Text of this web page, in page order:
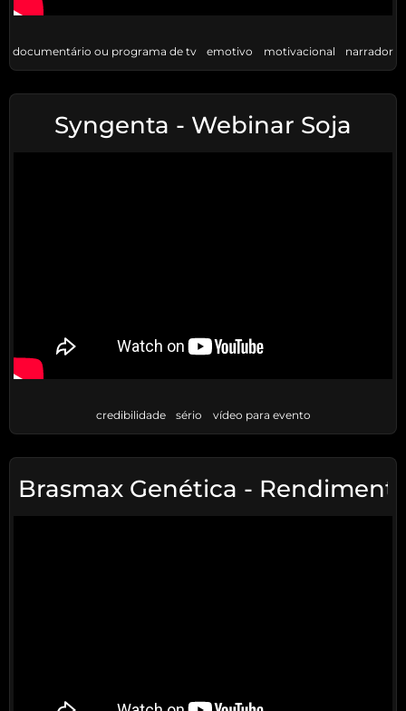
documentário ou programa de tv emotivo motivacional narrador
Syngenta - Webinar Soja
credibilidade sério vídeo para evento
Brasmax Genética -